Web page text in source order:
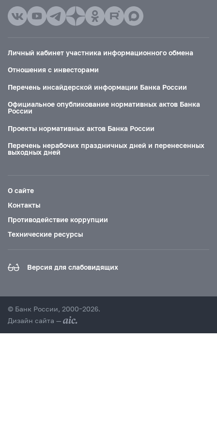
Личный кабинет участника информационного обмена
Отношения с инвесторами
Перечень инсайдерской информации Банка России
Официальное опубликование нормативных актов Банка
России
Проекты нормативных актов Банка России
Перечень нерабочих праздничных дней и перенесенных
выходных дней
О сайте
Контакты
Противодействие коррупции
Технические ресурсы
Версия для слабовидящих
© Банк России, 2000–2026.
Дизайн сайта —